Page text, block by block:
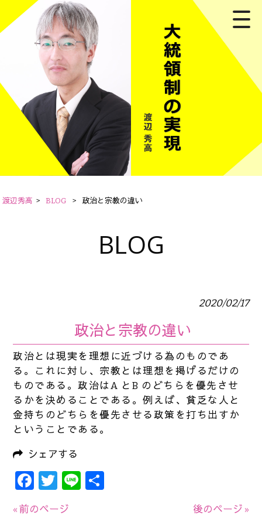
渡辺秀高 > BLOG > 政治と宗教の違い
BLOG
2020/02/17
政治と宗教の違い
政治とは現実を理想に近づける為のものであ
る。これに対し、宗教とは理想を掲げるだけの
ものである。政治はA とB のどちらを優先させ
るかを決めることである。例えば、貧乏な人と
金持ちのどちらを優先させる政策を打ち出すか
ということである。
シェアする
Facebook
Twitter
Line
« 前のページ 後のページ »